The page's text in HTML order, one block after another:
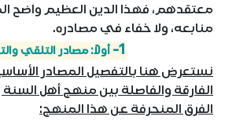
معتقدهم، فهذا الدين العظيم واضح
منابعه، ولا خفاء في مصادره.
1- أولاً: مصادر التلقي
نستعرض هنا بالتفصيل المصادر
الفارقة والفاصلة بين منهج أهل
الفرق المنحرفة عن هذا المنهج: